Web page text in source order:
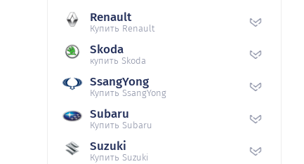
Renault
Купить Renault
Skoda
купить Skoda
SsangYong
Купить SsangYong
Subaru
Купить Subaru
Suzuki
Купить Suzuki